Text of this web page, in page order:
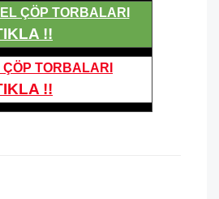
ÇÖP TORBALARI
!!
TORBALARI
!!